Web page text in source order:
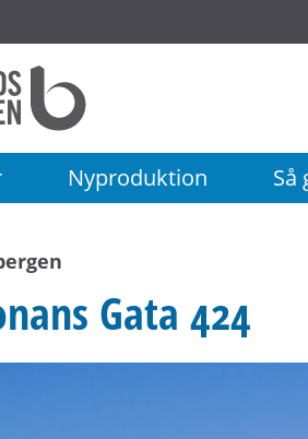
Nyproduktion Så
Gata 424